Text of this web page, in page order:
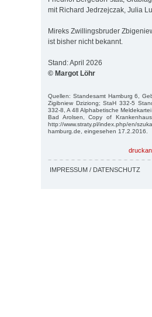
mit Richard Jedrzejczak, Julia
Mireks Zwillingsbruder
ist bisher nicht bekannt.
Stand: April 2026
© Margot Löhr
Quellen: Standesamt Hamburg 6,
Zigibniew Dziziong; StaH 332-5
332-8, A 48 Alphabetische
Bad Arolsen, Copy of
http://www.straty.pl/index.php/en/
hamburg.de, eingesehen 17.2.2016.
IMPRESSUM / DATENSCHUTZ